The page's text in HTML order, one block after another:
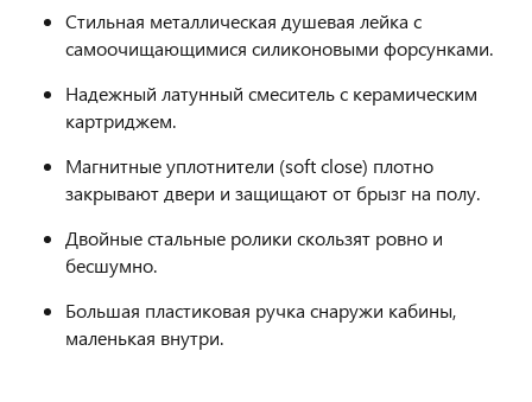
Стильная металлическая душевая лейка с
самоочищающимися силиконовыми форсунками.
Надежный латунный смеситель с керамическим
картриджем.
Магнитные уплотнители (soft close) плотно
закрывают двери и защищают от брызг на полу.
Двойные стальные ролики скользят ровно и
бесшумно.
Большая пластиковая ручка снаружи кабины,
маленькая внутри.